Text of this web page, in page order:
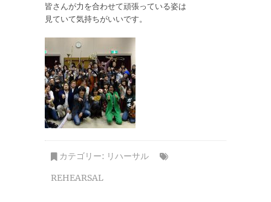
皆さんが力を合わせて頑張っている姿は
見ていて気持ちがいいです。
カテゴリー: リハーサル
REHEARSAL